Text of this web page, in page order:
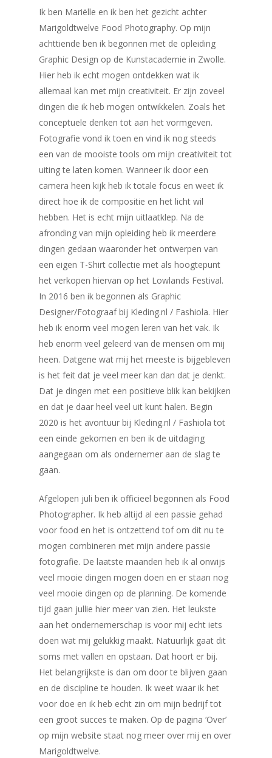
Ik ben Mariëlle en ik ben het gezicht achter
Marigoldtwelve Food Photography. Op mijn
achttiende ben ik begonnen met de opleiding
Graphic Design op de Kunstacademie in Zwolle.
Hier heb ik echt mogen ontdekken wat ik
allemaal kan met mijn creativiteit. Er zijn zoveel
dingen die ik heb mogen ontwikkelen. Zoals het
conceptuele denken tot aan het vormgeven.
Fotografie vond ik toen en vind ik nog steeds
een van de mooiste tools om mijn creativiteit tot
uiting te laten komen. Wanneer ik door een
camera heen kijk heb ik totale focus en weet ik
direct hoe ik de compositie en het licht wil
hebben. Het is echt mijn uitlaatklep. Na de
afronding van mijn opleiding heb ik meerdere
dingen gedaan waaronder het ontwerpen van
een eigen T-Shirt collectie met als hoogtepunt
het verkopen hiervan op het Lowlands Festival.
In 2016 ben ik begonnen als Graphic
Designer/Fotograaf bij Kleding.nl / Fashiola. Hier
heb ik enorm veel mogen leren van het vak. Ik
heb enorm veel geleerd van de mensen om mij
heen. Datgene wat mij het meeste is bijgebleven
is het feit dat je veel meer kan dan dat je denkt.
Dat je dingen met een positieve blik kan bekijken
en dat je daar heel veel uit kunt halen. Begin
2020 is het avontuur bij Kleding.nl / Fashiola tot
een einde gekomen en ben ik de uitdaging
aangegaan om als ondernemer aan de slag te
gaan.
Afgelopen juli ben ik officieel begonnen als Food
Photographer. Ik heb altijd al een passie gehad
voor food en het is ontzettend tof om dit nu te
mogen combineren met mijn andere passie
fotografie. De laatste maanden heb ik al onwijs
veel mooie dingen mogen doen en er staan nog
veel mooie dingen op de planning. De komende
tijd gaan jullie hier meer van zien. Het leukste
aan het ondernemerschap is voor mij echt iets
doen wat mij gelukkig maakt. Natuurlijk gaat dit
soms met vallen en opstaan. Dat hoort er bij.
Het belangrijkste is dan om door te blijven gaan
en de discipline te houden. Ik weet waar ik het
voor doe en ik heb echt zin om mijn bedrijf tot
een groot succes te maken. Op de pagina ‘Over’
op mijn website staat nog meer over mij en over
Marigoldtwelve.